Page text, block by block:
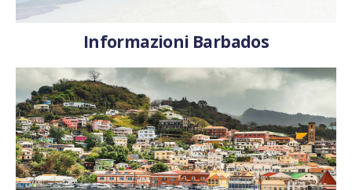
Informazioni Barbados